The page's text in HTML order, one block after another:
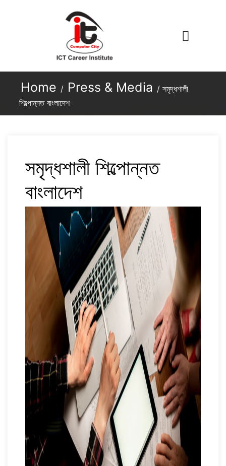
Home / Press & Media / সমৃদ্ধশালী
শিল্পোন্নত বাংলাদেশ
সমৃদ্ধশালী শিল্পোন্নত
বাংলাদেশ